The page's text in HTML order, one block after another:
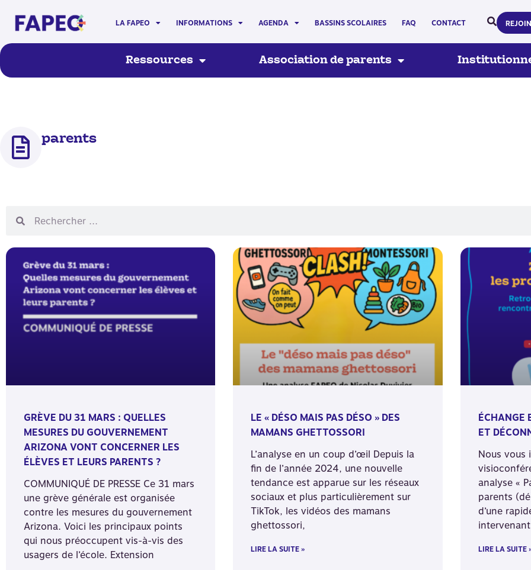
LA FAPEO INFORMATIONS AGENDA BASSINS SCOLAIRES FAQ CONTACT
Ressources Association de parents
parents
GRÈVE DU 31 MARS : QUELLES
MESURES DU GOUVERNEMENT
ARIZONA VONT CONCERNER LES
ÉLÈVES ET LEURS PARENTS ?
COMMUNIQUÉ DE PRESSE Ce 31 mars
une grève générale est organisée
contre les mesures du gouvernement
Arizona. Voici les principaux points
qui nous préoccupent vis-à-vis des
usagers de l’école. Extension
LE « DÉSO MAIS PAS DÉSO » DES
MAMANS GHETTOSSORI
L’analyse en un coup d’œil Depuis la
fin de l’année 2024, une nouvelle
tendance est apparue sur les réseaux
sociaux et plus particulièrement sur
TikTok, les vidéos des mamans
ghettossori,
LIRE LA SUITE »
ÉCHANGE
ET
Nous vous
analyse «
parents
d’une
LIRE LA SUITE